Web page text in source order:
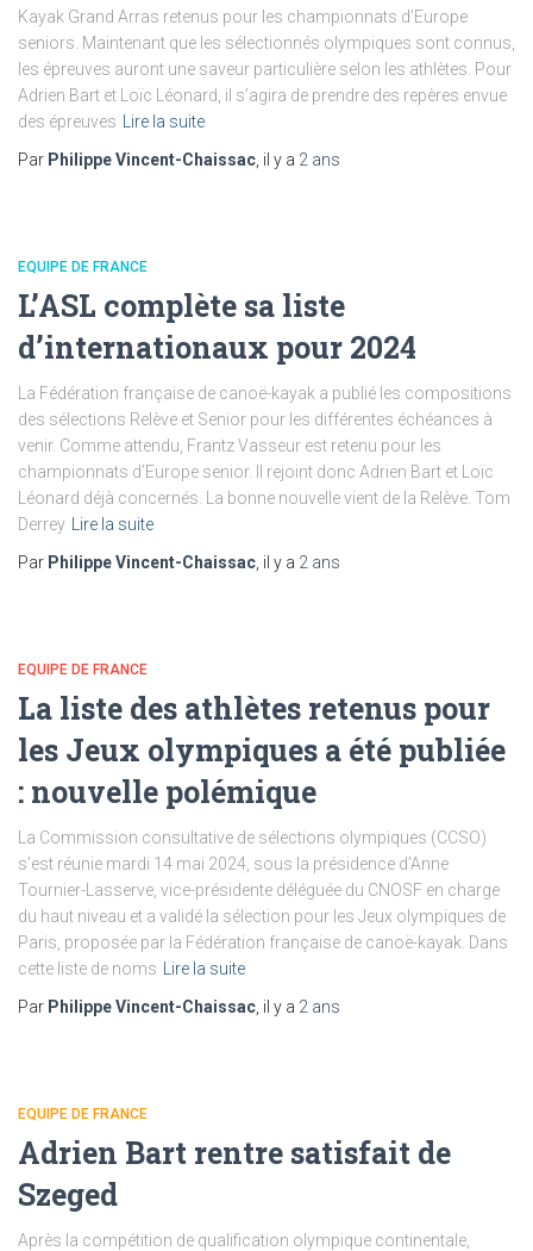
Kayak Grand Arras retenus pour les championnats d’Europe
seniors. Maintenant que les sélectionnés olympiques sont connus,
les épreuves auront une saveur particulière selon les athlètes. Pour
Adrien Bart et Loïc Léonard, il s’agira de prendre des repères envue
des épreuves
Lire la suite
Par Philippe Vincent-Chaissac , il y a 2 ans
EQUIPE DE FRANCE
L’ASL complète sa liste
d’internationaux pour 2024
La Fédération française de canoë-kayak a publié les compositions
des sélections Relève et Senior pour les différentes échéances à
venir. Comme attendu, Frantz Vasseur est retenu pour les
championnats d’Europe senior. Il rejoint donc Adrien Bart et Loïc
Léonard déjà concernés. La bonne nouvelle vient de la Relève. Tom
Derrey
Lire la suite
Par Philippe Vincent-Chaissac , il y a 2 ans
EQUIPE DE FRANCE
La liste des athlètes retenus pour
les Jeux olympiques a été publiée
: nouvelle polémique
La Commission consultative de sélections olympiques (CCSO)
s’est réunie mardi 14 mai 2024, sous la présidence d’Anne
Tournier-Lasserve, vice-présidente déléguée du CNOSF en charge
du haut niveau et a validé la sélection pour les Jeux olympiques de
Paris, proposée par la Fédération française de canoë-kayak. Dans
cette liste de noms
Lire la suite
Par Philippe Vincent-Chaissac , il y a 2 ans
EQUIPE DE FRANCE
Adrien Bart rentre satisfait de
Szeged
Après la compétition de qualification olympique continentale,